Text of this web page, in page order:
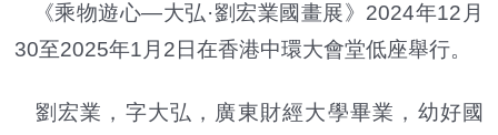
《乘物遊心—大弘·劉宏業國畫展》2024年12月
30至2025年1月2日在香港中環大會堂低座舉行。
劉宏業，字大弘，廣東財經大學畢業，幼好國